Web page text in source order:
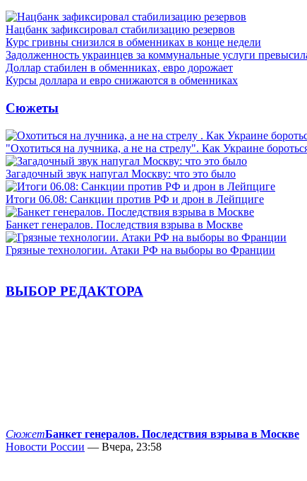
Нацбанк зафиксировал стабилизацию резервов
Курс гривны снизился в обменниках в конце недели
Задолженность украинцев за коммунальные услуги
Доллар стабилен в обменниках, евро дорожает
Курсы доллара и евро снижаются в обменниках
Сюжеты
"Охотиться на лучника, а не на стрелу". Как Украине
Загадочный звук напугал Москву: что это было
Итоги 06.08: Санкции против РФ и дрон в Лейпциге
Банкет генералов. Последствия взрыва в Москве
Грязные технологии. Атаки РФ на выборы во Франции
ВЫБОР РЕДАКТОРА
СюжетБанкет генералов. Последствия взрыва в Москве
Новости России — Вчера, 23:58